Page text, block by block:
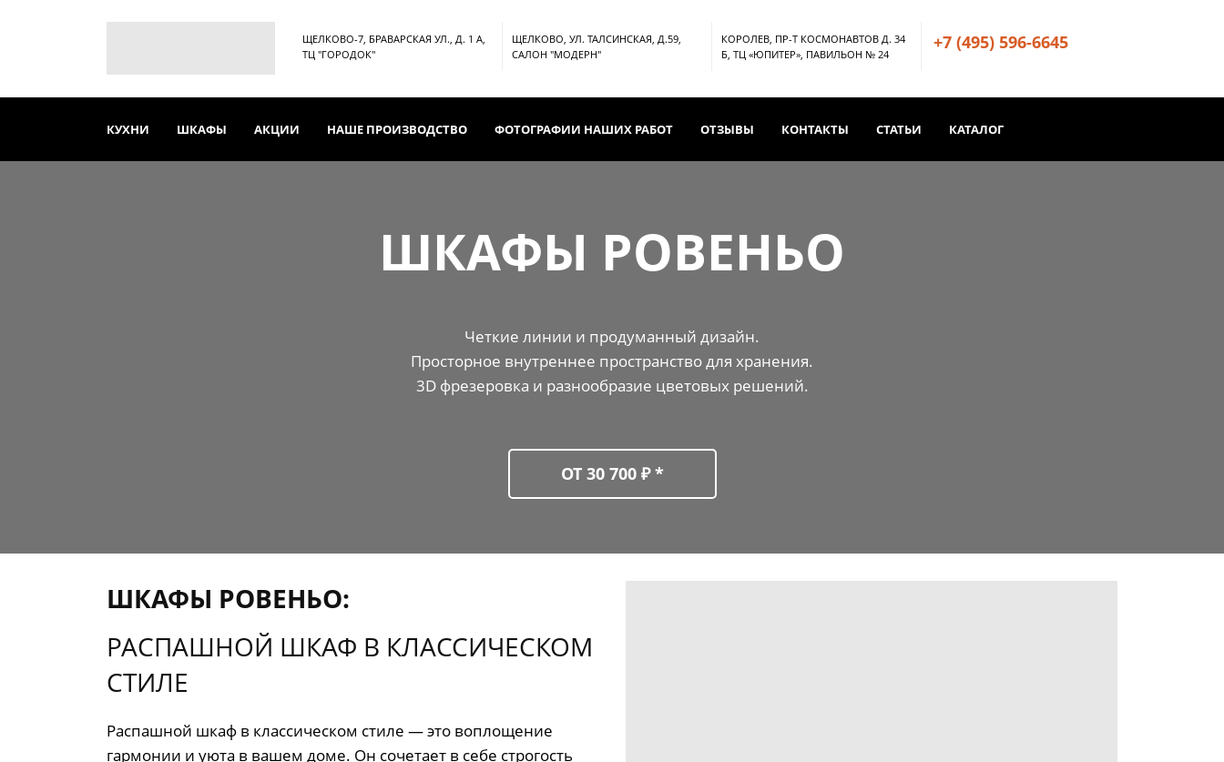
ЩЕЛКОВО-7, БРАВАРСКАЯ УЛ., Д. 1 А,
ТЦ "ГОРОДОК"
ЩЕЛКОВО, УЛ. ТАЛСИНСКАЯ, Д.59,
САЛОН "МОДЕРН"
КОРОЛЕВ, ПР-Т КОСМОНАВТОВ Д. 34
Б, ТЦ «ЮПИТЕР», ПАВИЛЬОН № 24
+7 (495) 596-6645
КУХНИ ШКАФЫ АКЦИИ НАШЕ ПРОИЗВОДСТВО ФОТОГРАФИИ НАШИХ РАБОТ ОТЗЫВЫ КОНТАКТЫ СТАТЬИ КАТАЛОГ
ШКАФЫ РОВЕНЬО
Четкие линии и продуманный дизайн.
Просторное внутреннее пространство для хранения.
3D фрезеровка и разнообразие цветовых решений.
ОТ 30 700 ₽ *
ШКАФЫ РОВЕНЬО:
РАСПАШНОЙ ШКАФ В КЛАССИЧЕСКОМ
СТИЛЕ
Распашной шкаф в классическом стиле — это воплощение
гармонии и уюта в вашем доме. Он сочетает в себе строгость